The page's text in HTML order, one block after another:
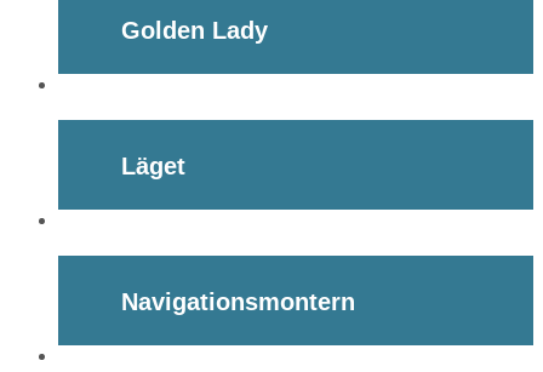
Golden Lady
Läget
Navigationsmontern